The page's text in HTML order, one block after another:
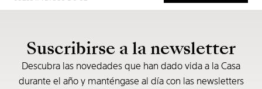
Suscribirse a la newsletter
Descubra las novedades que han dado vida a la Casa
durante el año y manténgase al día con las newsletters